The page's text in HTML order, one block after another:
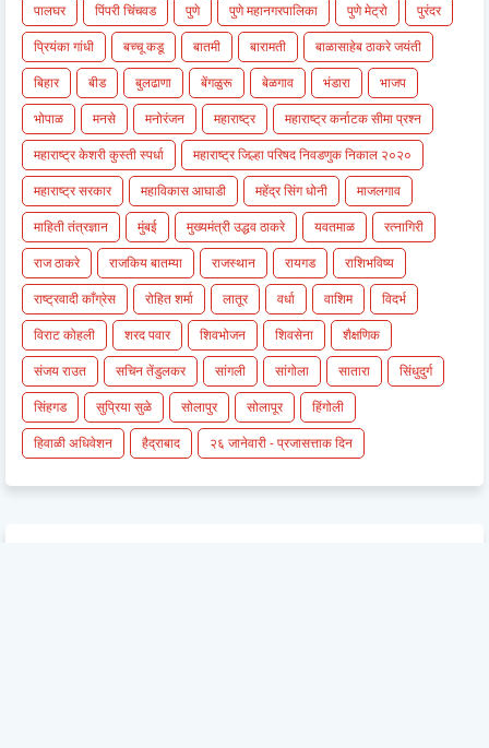
पालघर
पिंपरी चिंचवड पुणे पुणे महानगरपालिका पुणे मेट्रो
पुरंदर
प्रियंका गांधी
बच्चू कडू बातमी बारामती
बाळासाहेब ठाकरे जयंती
बिहार
बीड बुलढाणा बेंगळुरू बेळगाव भंडारा
भाजप
भोपाळ
मनसे मनोरंजन महाराष्ट्र
महाराष्ट्र कर्नाटक सीमा प्रश्न
महाराष्ट्र केशरी कुस्ती स्पर्धा
महाराष्ट्र जिल्हा परिषद निवडणुक निकाल २०२०
महाराष्ट्र सरकार
महाविकास आघाडी महेंद्र सिंग धोनी
माजलगाव
माहिती तंत्रज्ञान
मुंबई मुख्यमंत्री उद्धव ठाकरे यवतमाळ
रत्नागिरी
राज ठाकरे
राजकिय बातम्या राजस्थान रायगड
राशिभविष्य
राष्ट्रवादी काँग्रेस
रोहित शर्मा लातूर वर्धा वाशिम
विदर्भ
विराट कोहली
शरद पवार शिवभोजन शिवसेना
शैक्षणिक
संजय राउत
सचिन तेंडुलकर सांगली सांगोला सातारा
सिंधुदुर्ग
सिंहगड
सुप्रिया सुळे सोलापुर सोलापूर
हिंगोली
हिवाळी अधिवेशन
हैद्राबाद २६ जानेवारी - प्रजासत्ताक दिन